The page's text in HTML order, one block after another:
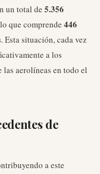
un total de 5.356
que comprende 446
. Esta situación, cada vez
a los
las aerolíneas en todo el
de
a este